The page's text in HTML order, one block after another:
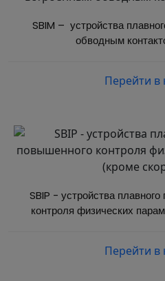
SBIM –  устройства
обводным
Перейти в
SBIP - устройства
контроля физических
Перейти в